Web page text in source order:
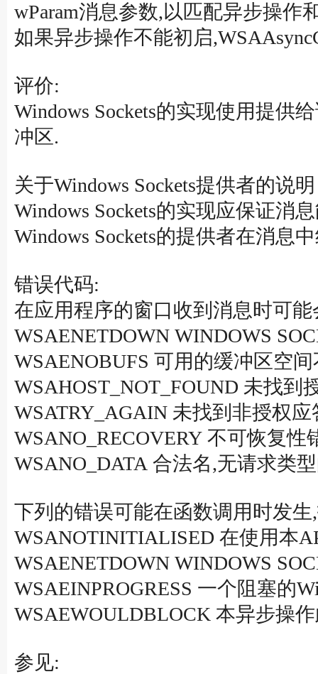
wParam消息参数,以匹配异步操作
如果异步操作不能初启
评价:
Windows Sockets的实现使用提供
冲区.
关于Windows Sockets提供者的说
Windows Sockets的实现应保证消
Windows Sockets的提供者在消息
错误代码:
在应用程序的窗口收到消息时可
WSAENETDOWN WINDOWS
WSAENOBUFS 可用的缓冲区空
WSAHOST_NOT_FOUND 未找到
WSATRY_AGAIN 未找到非授权
WSANO_RECOVERY 不可恢复性
WSANO_DATA 合法名,无请求类
下列的错误可能在函数调用时发
WSANOTINITIALISED 在使用本
WSAENETDOWN WINDOWS
WSAEINPROGRESS 一个阻塞的
WSAEWOULDBLOCK 本异步操
参见: